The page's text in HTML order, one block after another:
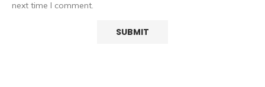
next time I comment.